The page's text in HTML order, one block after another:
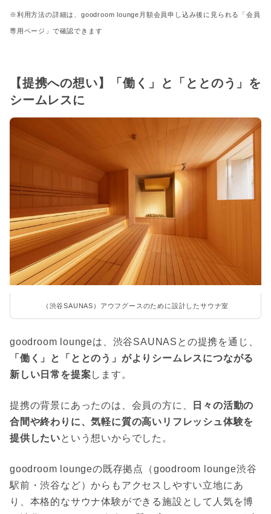
※利用方法の詳細は、goodroom lounge月額会員申し込み後に見られる「会員
専用ページ」で確認できます
【提携への想い】「働く」と「ととのう」を
シームレスに
（渋谷SAUNAS）アウフグースのために設計したサウナ室
goodroom loungeは、渋谷SAUNASとの提携を通じ、
「働く」と「ととのう」がよりシームレスにつながる
新しい日常を提案します。
提携の背景にあったのは、会員の方に、
日々の活動の
合間や終わりに、気軽に質の高いリフレッシュ体験を
提供したいという想いからでした。
goodroom loungeの既存拠点（goodroom lounge渋谷
駅前・渋谷など）からもアクセスしやすい立地にあ
り、本格的なサウナ体験ができる施設として人気を博